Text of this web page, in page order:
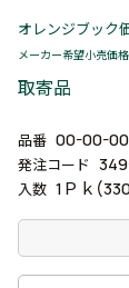
オレンジブック
メーカー希望小売価格
取寄品
品番 00-00-
発注コード
入数 1Ｐｋ